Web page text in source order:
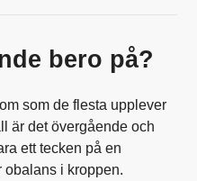
bero på?
som de flesta upplever
är det övergående och
ett tecken på en
obalans i kroppen.